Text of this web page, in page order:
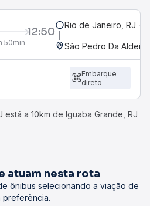
12:50
50min
Rio de Janeiro, RJ -
São Pedro Da Aldeia,
Embarque
direto
está a 10km de Iguaba Grande, RJ
atuam nesta rota
ônibus selecionando a viação de
preferência.